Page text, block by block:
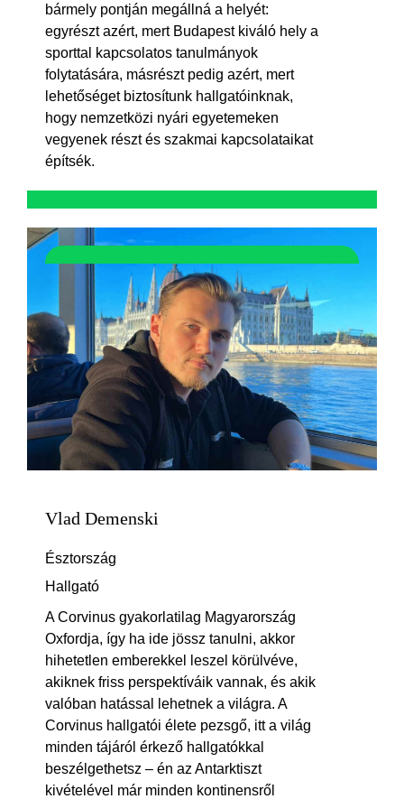
bármely pontján megállná a helyét:
egyrészt azért, mert Budapest kiváló hely a
sporttal kapcsolatos tanulmányok
folytatására, másrészt pedig azért, mert
lehetőséget biztosítunk hallgatóinknak,
hogy nemzetközi nyári egyetemeken
vegyenek részt és szakmai kapcsolataikat
építsék.
Vlad Demenski
Észtország
Hallgató
A Corvinus gyakorlatilag Magyarország
Oxfordja, így ha ide jössz tanulni, akkor
hihetetlen emberekkel leszel körülvéve,
akiknek friss perspektíváik vannak, és akik
valóban hatással lehetnek a világra. A
Corvinus hallgatói élete pezsgő, itt a világ
minden tájáról érkező hallgatókkal
beszélgethetsz – én az Antarktiszt
kivételével már minden kontinensről